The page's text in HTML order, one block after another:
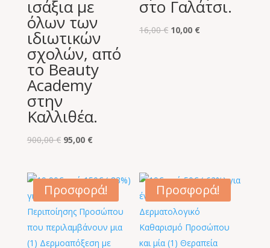
ισάξια με
όλων των
ιδιωτικών
σχολών, από
το Beauty
Academy
στην
Καλλιθέα.
900,00€ Original
900,00 €.
95,00 €Η
είναι:
95,00 €.
στο Γαλάτσι.
16,00€ Original
10,00 €
Προσφορά! Προσφορά!